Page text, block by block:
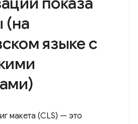
(на
языке с
макета (CLS) — это